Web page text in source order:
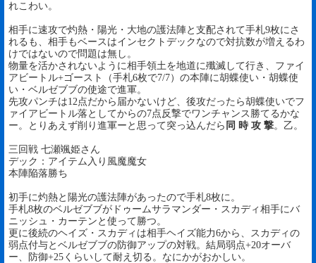
れこわい。
相手に速攻で灼熱・陽光・大地の護法陣と支配されて手札9枚にさ
れるも、相手もベースはインセクトデックなので対抗数が増えるわ
けではないので問題は無し。
物量を活かされないように相手領土を地道に殲滅して行き、ファイ
アビートル+ゴースト（手札6枚で7/7）の本陣に胡蝶使い・胡蝶使
い・ベルゼブブの使途で進軍。
先攻パンチは12点だから届かないけど、後攻だったら胡蝶使いでフ
ァイアビートル落としてからの7点反撃でワンチャンス勝てるかな
ー。とりあえず削り進軍ーと思って突っ込んだら 同 時 攻 撃。乙。
三回戦 七瀬颯姫さん
デック：アイテム入り風魔魔女
本陣陥落勝ち
初手に灼熱と陽光の護法陣があったので手札8枚に。
手札8枚のベルゼブブがドゥームサラマンダー・スカディ相手にバ
ニッシュ・カーテンと使って勝つ。
更に後続のヘイズ・スカディは相手ヘイズ能力6から、スカディの
弱点付与とベルゼブブの防御アップの対戦。結局弱点+20オーバ
ー、防御+25くらいして耐え切る。なにかがおかしい。